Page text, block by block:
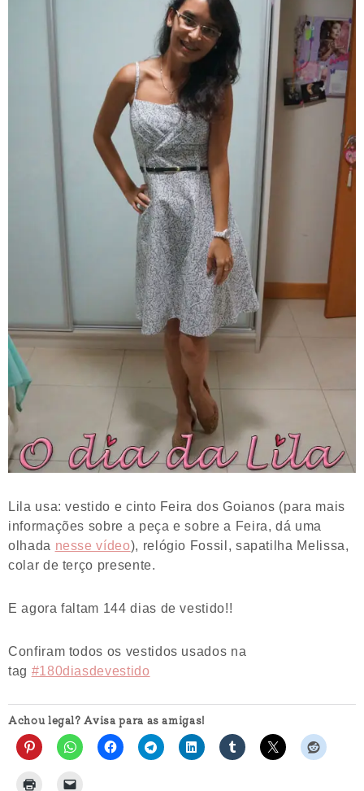
Lila usa: vestido e cinto Feira dos Goianos (para mais
informações sobre a peça e sobre a Feira, dá uma
olhada nesse vídeo), relógio Fossil, sapatilha Melissa,
colar de terço presente.
E agora faltam 144 dias de vestido!!
Confiram todos os vestidos usados na
tag #180diasdevestido
Achou legal? Avisa para as amigas!